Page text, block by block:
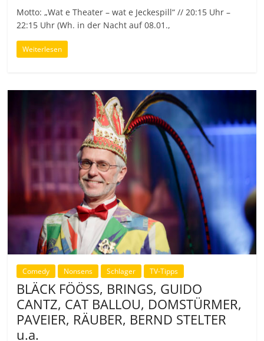
Motto: „Wat e Theater – wat e Jeckespill“ // 20:15 Uhr –
22:15 Uhr (Wh. in der Nacht auf 08.01.,
Weiterlesen
Comedy Nonsens Schlager TV-Tipps
BLÄCK FÖÖSS, BRINGS, GUIDO
CANTZ, CAT BALLOU, DOMSTÜRMER,
PAVEIER, RÄUBER, BERND STELTER
u.a.